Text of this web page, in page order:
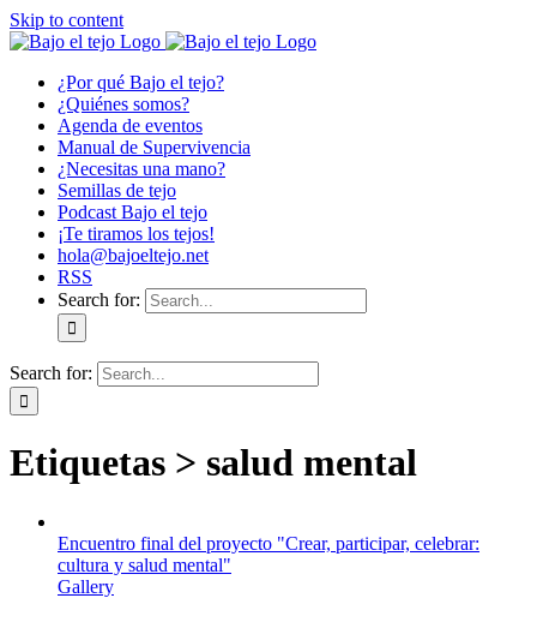
Skip to content
¿Por qué Bajo el tejo?
¿Quiénes somos?
Agenda de eventos
Manual de Supervivencia
¿Necesitas una mano?
Semillas de tejo
Podcast Bajo el tejo
¡Te tiramos los tejos!
hola@bajoeltejo.net
RSS
Search for:
Search for:
Etiquetas > salud mental
Encuentro final del proyecto "Crear, participar, celebrar:
cultura y salud mental"
Gallery